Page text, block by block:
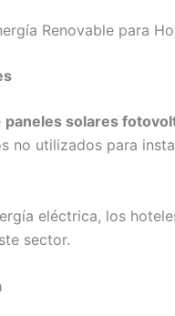
Renovable para
paneles solares
no utilizados para
eléctrica, los
sector.